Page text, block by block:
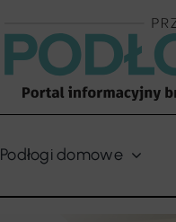
Podłogi domowe